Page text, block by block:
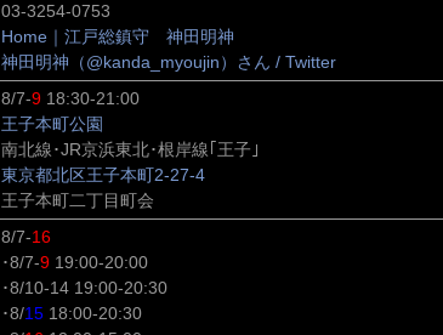
03-3254-0753
Home｜江戸総鎮守 神田明神
神田明神（@kanda_myoujin）さん / Twitter
8/7-9 18:30-21:00
王子本町公園
南北線･JR京浜東北･根岸線｢王子｣
東京都北区王子本町2-27-4
王子本町二丁目町会
8/7-16
･8/7-9 19:00-20:00
･8/10-14 19:00-20:30
･8/15 18:00-20:30